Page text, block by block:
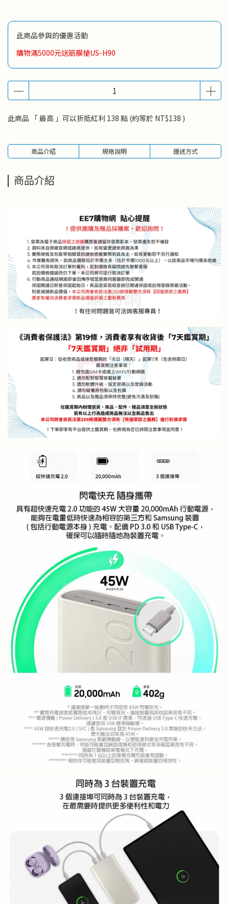
此商品參與的優惠活動
購物滿5000元送筋膜槍US-H90
此商品 「 最高 」可以折抵紅利 138 點 (約等於 NT$138 )
商品介紹 規格說明 運送方式
商品介紹